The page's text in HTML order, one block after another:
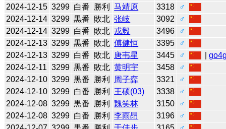
2024-12-15 3299 白番 勝利 马靖原 3318
♂
2024-12-14 3299 黒番 敗北 张岐 3092
♂
2024-12-14 3299 白番 敗北 戎毅 3496
♂
2024-12-13 3299 黒番 敗北 傅健恒 3395
♂
2024-12-13 3299 白番 敗北 唐韦星 3445 ♂ |
2024-12-11 3299 黒番 敗北 黄明宇 3458
♂
2024-12-10 3299 黒番 勝利 周子弈 3321
♂
2024-12-10 3299 白番 勝利 王硕(03) 3338
♂
2024-12-08 3299 黒番 勝利 魏笑林 3150
♂
2024-12-08 3299 白番 勝利 李雨昂 3196
♂